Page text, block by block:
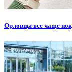
Орловцы все чаще